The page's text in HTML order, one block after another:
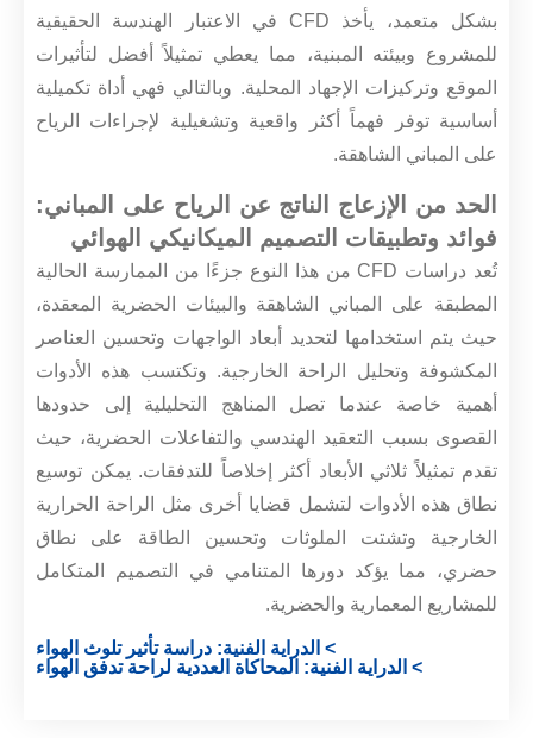
بشكل متعمد، يأخذ CFD في الاعتبار الهندسة الحقيقية
للمشروع وبيئته المبنية، مما يعطي تمثيلاً أفضل لتأثيرات
الموقع وتركيزات الإجهاد المحلية. وبالتالي فهي أداة تكميلية
أساسية توفر فهماً أكثر واقعية وتشغيلية لإجراءات الرياح
على المباني الشاهقة.
الحد من الإزعاج الناتج عن الرياح على المباني:
فوائد وتطبيقات التصميم الميكانيكي الهوائي
تُعد دراسات CFD من هذا النوع جزءًا من الممارسة الحالية
المطبقة على المباني الشاهقة والبيئات الحضرية المعقدة،
حيث يتم استخدامها لتحديد أبعاد الواجهات وتحسين العناصر
المكشوفة وتحليل الراحة الخارجية. وتكتسب هذه الأدوات
أهمية خاصة عندما تصل المناهج التحليلية إلى حدودها
القصوى بسبب التعقيد الهندسي والتفاعلات الحضرية، حيث
تقدم تمثيلاً ثلاثي الأبعاد أكثر إخلاصاً للتدفقات. يمكن توسيع
نطاق هذه الأدوات لتشمل قضايا أخرى مثل الراحة الحرارية
الخارجية وتشتت الملوثات وتحسين الطاقة على نطاق
حضري، مما يؤكد دورها المتنامي في التصميم المتكامل
للمشاريع المعمارية والحضرية.
> الدراية الفنية: دراسة تأثير تلوث الهواء
> الدراية الفنية: المحاكاة العددية لراحة تدفق الهواء